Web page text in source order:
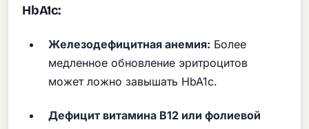
HbA1c:
Железодефицитная анемия: Более
медленное обновление эритроцитов
может ложно завышать HbA1c.
Дефицит витамина B12 или фолиевой